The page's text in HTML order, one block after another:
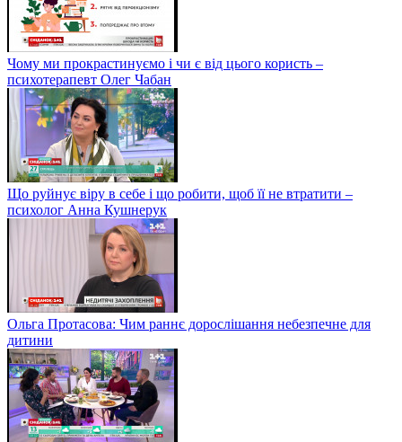
Чому ми прокрастинуємо і чи є від цього користь –
психотерапевт Олег Чабан
Що руйнує віру в себе і що робити, щоб її не втратити –
психолог Анна Кушнерук
Ольга Протасова: Чим раннє дорослішання небезпечне для
дитини